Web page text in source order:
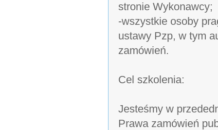
stronie Wykonawcy;
-wszystkie osoby
ustawy Pzp, w tym
zamówień.
Cel szkolenia:
Jesteśmy w
Prawa zamówień